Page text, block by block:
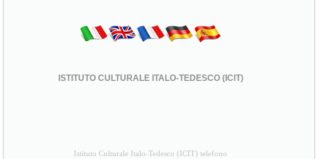
ISTITUTO CULTURALE ITALO-TEDESCO (ICIT)
Istituto Culturale Italo-Tedesco (ICIT) telefono